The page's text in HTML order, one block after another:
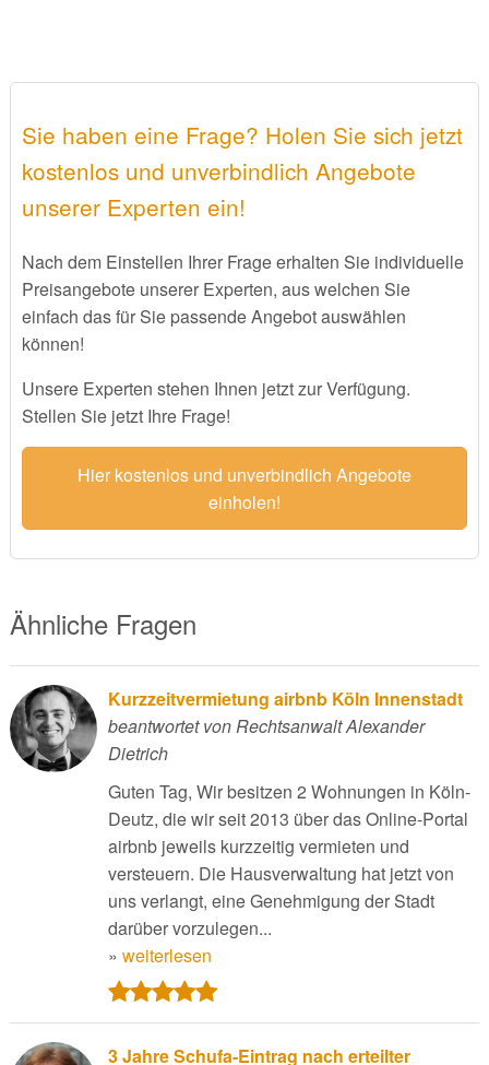
Sie haben eine Frage? Holen Sie sich jetzt
kostenlos und unverbindlich Angebote
unserer Experten ein!
Nach dem Einstellen Ihrer Frage erhalten Sie individuelle
Preisangebote unserer Experten, aus welchen Sie
einfach das für Sie passende Angebot auswählen
können!
Unsere Experten stehen Ihnen jetzt zur Verfügung.
Stellen Sie jetzt Ihre Frage!
Hier kostenlos und unverbindlich Angebote
einholen!
Ähnliche Fragen
Kurzzeitvermietung airbnb Köln Innenstadt
beantwortet von Rechtsanwalt Alexander
Dietrich
Guten Tag, Wir besitzen 2 Wohnungen in Köln-
Deutz, die wir seit 2013 über das Online-Portal
airbnb jeweils kurzzeitig vermieten und
versteuern. Die Hausverwaltung hat jetzt von
uns verlangt, eine Genehmigung der Stadt
darüber vorzulegen...
» weiterlesen
3 Jahre Schufa-Eintrag nach erteilter